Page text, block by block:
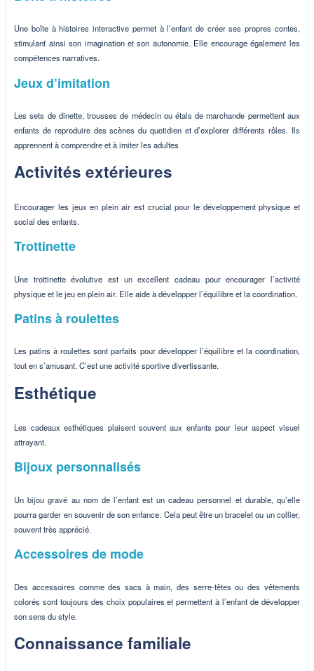
Une boîte à histoires interactive permet à l’enfant de créer ses propres contes,
stimulant ainsi son imagination et son autonomie. Elle encourage également les
compétences narratives.
Jeux d’imitation
Les sets de dinette, trousses de médecin ou étals de marchande permettent aux
enfants de reproduire des scènes du quotidien et d’explorer différents rôles. Ils
apprennent à comprendre et à imiter les adultes
Activités extérieures
Encourager les jeux en plein air est crucial pour le développement physique et
social des enfants.
Trottinette
Une trottinette évolutive est un excellent cadeau pour encourager l’activité
physique et le jeu en plein air. Elle aide à développer l’équilibre et la coordination.
Patins à roulettes
Les patins à roulettes sont parfaits pour développer l’équilibre et la coordination,
tout en s’amusant. C’est une activité sportive divertissante.
Esthétique
Les cadeaux esthétiques plaisent souvent aux enfants pour leur aspect visuel
attrayant.
Bijoux personnalisés
Un bijou gravé au nom de l’enfant est un cadeau personnel et durable, qu’elle
pourra garder en souvenir de son enfance. Cela peut être un bracelet ou un collier,
souvent très apprécié.
Accessoires de mode
Des accessoires comme des sacs à main, des serre-têtes ou des vêtements
colorés sont toujours des choix populaires et permettent à l’enfant de développer
son sens du style.
Connaissance familiale